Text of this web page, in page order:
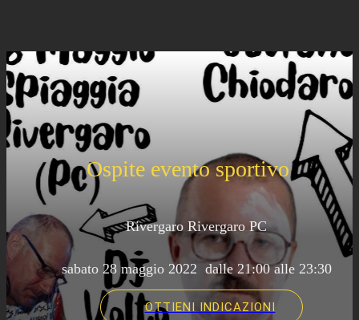
Ospite evento sportivo
Rivergaro Rivergaro PC
sabato 28 maggio 2022  dalle 21:00 alle 23:30
OTTIENI INDICAZIONI